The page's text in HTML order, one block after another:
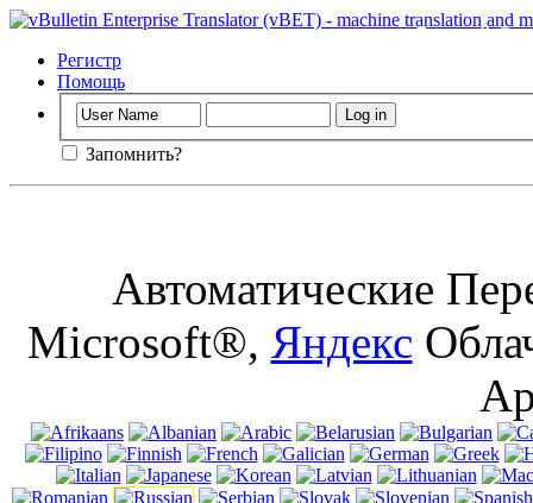
Важный: Эта
Регистр
Помощь
Запомнить?
Автоматические
Microsoft®, Яндекс